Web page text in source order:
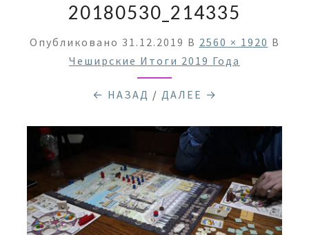
20180530_214335
Опубликовано 31.12.2019 В 2560 × 1920 В
Чеширские Итоги 2019 Года
← НАЗАД / ДАЛЕЕ →